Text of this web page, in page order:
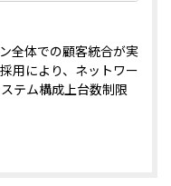
全体での顧客統合が実
用により、ネットワー
テム構成上台数制限